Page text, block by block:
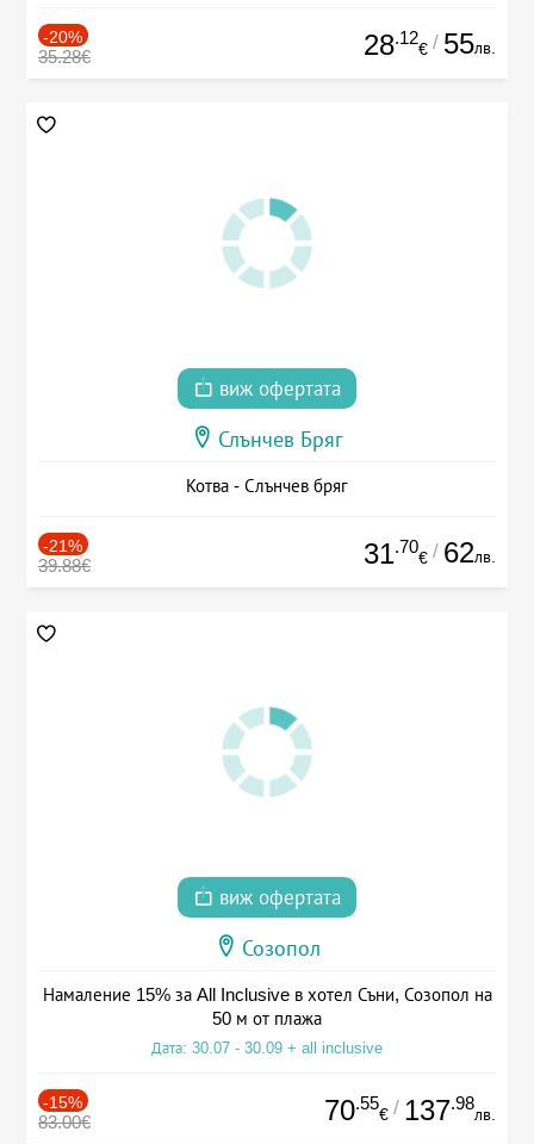
-20%
35.28€ 28.12
€ / 55лв.
виж офертата
Слънчев Бряг
Котва - Слънчев бряг
-21%
39.88€ 31.70
€ / 62лв.
виж офертата
Созопол
Намаление 15% за All Inclusive в хотел Съни, Созопол на
50 м от плажа
Дата: 30.07 - 30.09 + all inclusive
-15%
83.00€ 70.55
€ / 137.98
лв.